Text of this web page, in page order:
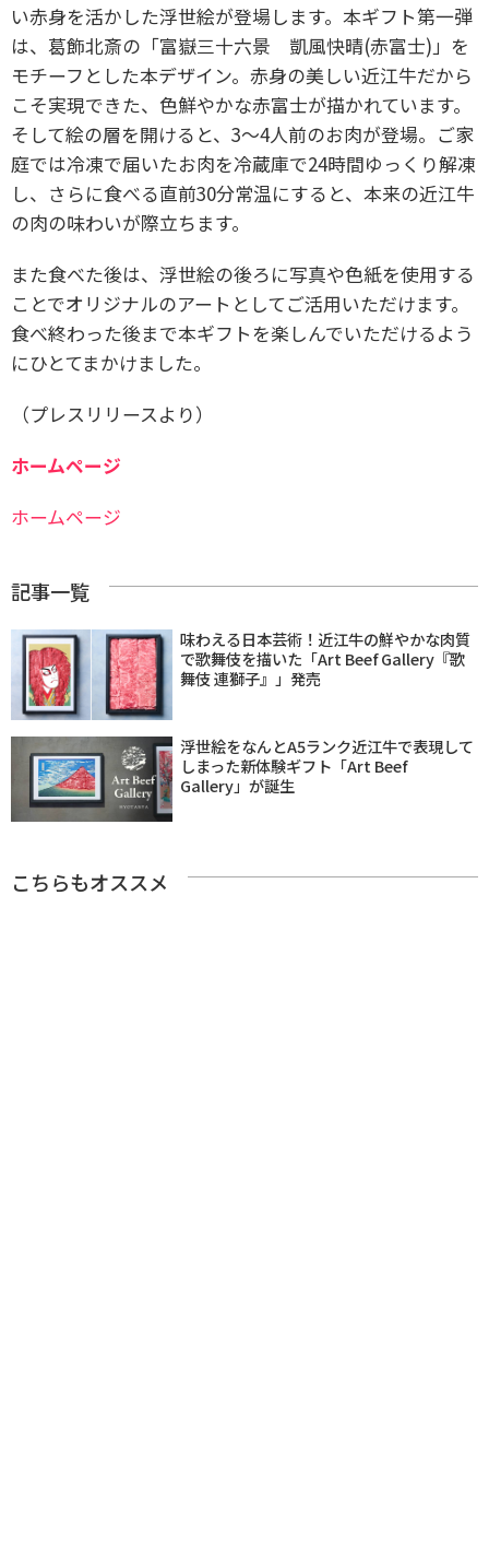
い赤身を活かした浮世絵が登場します。本ギフト第一弾
は、葛飾北斎の「富嶽三十六景 凱風快晴(赤富士)」を
モチーフとした本デザイン。赤身の美しい近江牛だから
こそ実現できた、色鮮やかな赤富士が描かれています。
そして絵の層を開けると、3～4人前のお肉が登場。ご家
庭では冷凍で届いたお肉を冷蔵庫で24時間ゆっくり解凍
し、さらに食べる直前30分常温にすると、本来の近江牛
の肉の味わいが際立ちます。
また食べた後は、浮世絵の後ろに写真や色紙を使用する
ことでオリジナルのアートとしてご活用いただけます。
食べ終わった後まで本ギフトを楽しんでいただけるよう
にひとてまかけました。
（プレスリリースより）
ホームページ
ホームページ
記事一覧
味わえる日本芸術！近江牛の鮮やかな肉質
で歌舞伎を描いた「Art Beef Gallery『歌
舞伎 連獅子』」発売
浮世絵をなんとA5ランク近江牛で表現して
しまった新体験ギフト「Art Beef
Gallery」が誕生
こちらもオススメ